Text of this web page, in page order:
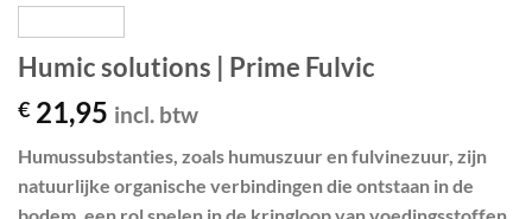
Humic solutions | Prime Fulvic
€ 21,95 incl. btw
Humussubstanties, zoals humuszuur en fulvinezuur, zijn
natuurlijke organische verbindingen die ontstaan in de